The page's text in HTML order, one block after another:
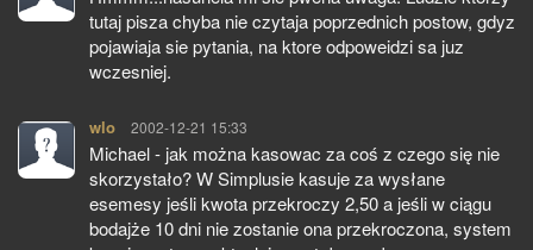
tutaj pisza chyba nie czytaja poprzednich postow, gdyz
pojawiaja sie pytania, na ktore odpoweidzi sa juz
wczesniej.
wlo pisze:
2002-12-21 15:33
Michael - jak można kasowac za coś z czego się nie
skorzystało? W Simplusie kasuje za wysłane
esemesy jeśli kwota przekroczy 2,50 a jeśli w ciągu
bodajże 10 dni nie zostanie ona przekroczona, system